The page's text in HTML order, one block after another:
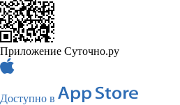
Приложение Суточно.ру
Доступно в